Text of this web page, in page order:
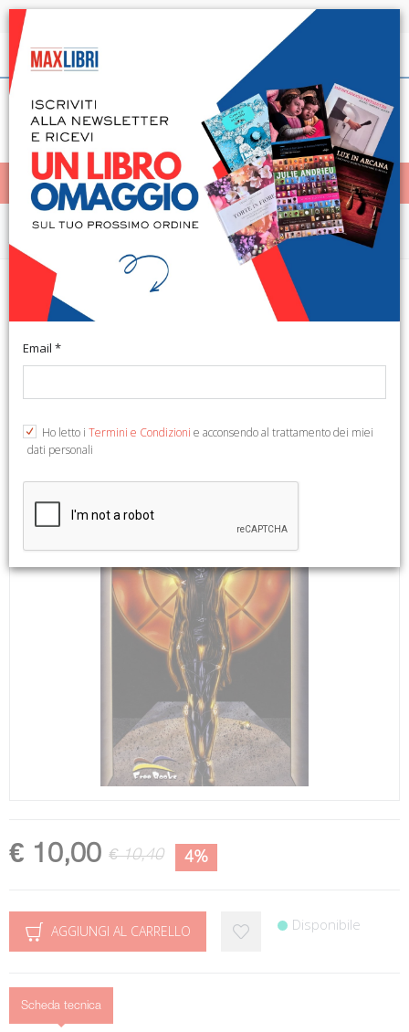
Spedizione in 24h per tutti i libri disponibili
Italiano
< Home
MENÙ
Strangers in Paradise. Vol. 10. La
Mia Altra Vita
cm 17,5x26,5. (Strangers in Paradise. 10).
€ 10,00 € 10,40 4%
AGGIUNGI AL CARRELLO Disponibile
Scheda tecnica
Email *
Ho letto i Termini e Condizioni e acconsendo al trattamento dei miei
dati personali